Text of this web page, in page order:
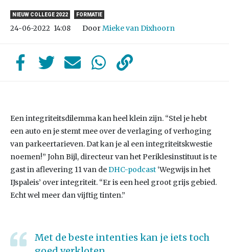
NIEUW COLLEGE 2022 FORMATIE
24-06-2022 14:08 DoorMieke van Dixhoorn
Een integriteitsdilemma kan heel klein zijn. “Stel je hebt
een auto en je stemt mee over de verlaging of verhoging
van parkeertarieven. Dat kan je al een integriteitskwestie
noemen!” John Bijl, directeur van het Periklesinstituut is te
gast in aflevering 11 van deDHC-podcast ‘Wegwijs in het
IJspaleis’ over integriteit. “Er is een heel groot grijs gebied.
Echt wel meer dan vijftig tinten.”
Met de beste intenties kan je iets toch